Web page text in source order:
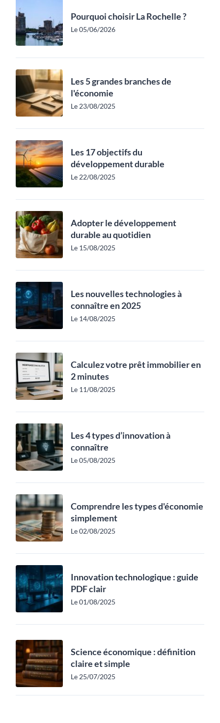
Pourquoi choisir La Rochelle ?
Le 05/06/2026
Les 5 grandes branches de
l'économie
Le 23/08/2025
Les 17 objectifs du
développement durable
Le 22/08/2025
Adopter le développement
durable au quotidien
Le 15/08/2025
Les nouvelles technologies à
connaître en 2025
Le 14/08/2025
Calculez votre prêt immobilier en
2 minutes
Le 11/08/2025
Les 4 types d’innovation à
connaître
Le 05/08/2025
Comprendre les types d'économie
simplement
Le 02/08/2025
Innovation technologique : guide
PDF clair
Le 01/08/2025
Science économique : définition
claire et simple
Le 25/07/2025